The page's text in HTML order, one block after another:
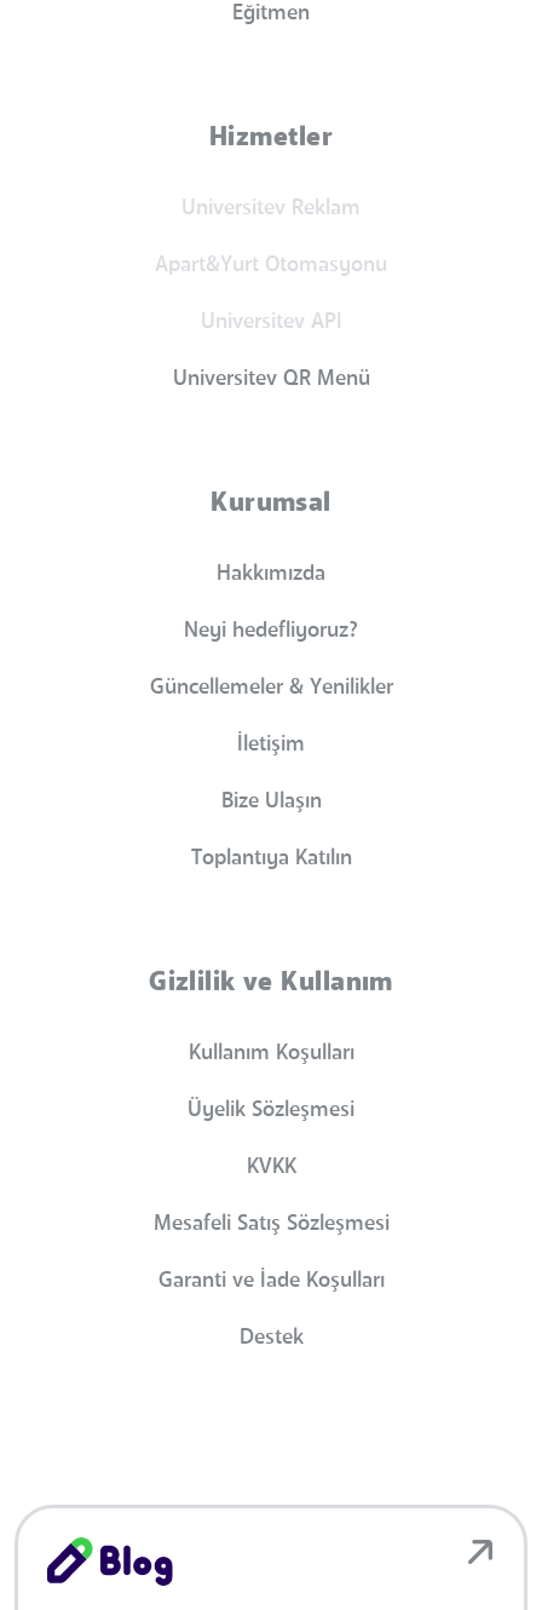
Eğitmen
Hizmetler
Universitev Reklam
Apart&Yurt Otomasyonu
Universitev API
Universitev QR Menü
Kurumsal
Hakkımızda
Neyi hedefliyoruz?
Güncellemeler & Yenilikler
İletişim
Bize Ulaşın
Toplantıya Katılın
Gizlilik ve Kullanım
Kullanım Koşulları
Üyelik Sözleşmesi
KVKK
Mesafeli Satış Sözleşmesi
Garanti ve İade Koşulları
Destek